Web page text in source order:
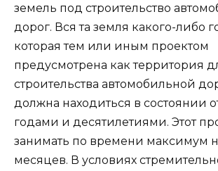
земель под строительство
дорог. Вся та земля какого-либо
которая тем или иным проектом
предусмотрена как территория
строительства автомобильной
должна находиться в состоянии
годами и десятилетиями. Этот
занимать по времени максимум
месяцев. В условиях